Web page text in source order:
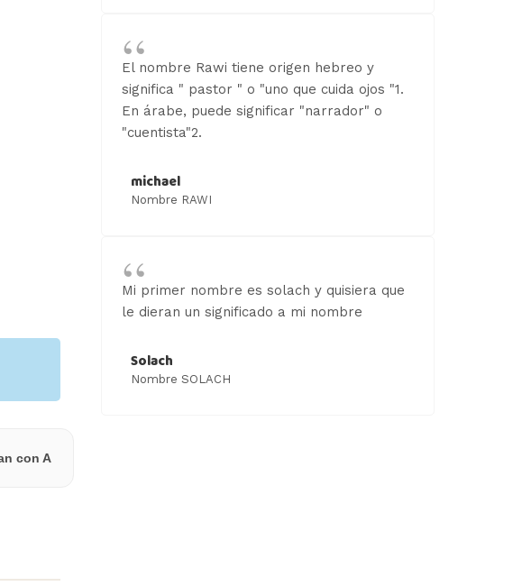
con A
El nombre Rawi tiene origen hebreo y
significa " pastor " o "uno que cuida ojos "1.
En árabe, puede significar "narrador" o
"cuentista"2.
michael
Nombre RAWI
Mi primer nombre es solach y quisiera que
le dieran un significado a mi nombre
Solach
Nombre SOLACH